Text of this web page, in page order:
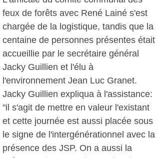
feux de forêts avec René Lainé s'est
chargée de la logistique, tandis que la
centaine de personnes présentes était
accueillie par le secrétaire général
Jacky Guillien et l'élu à
l'environnement Jean Luc Granet.
Jacky Guillien expliqua à l'assistance:
"il s'agit de mettre en valeur l'existant
et cette journée est aussi placée sous
le signe de l'intergénérationnel avec la
présence des JSP. On a aussi la